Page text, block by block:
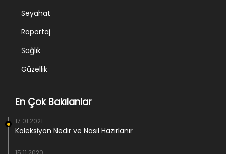
Seyahat
Röportaj
Sağlık
Güzellik
En Çok Bakılanlar
17.01.2021
Koleksiyon Nedir ve Nasıl Hazırlanır